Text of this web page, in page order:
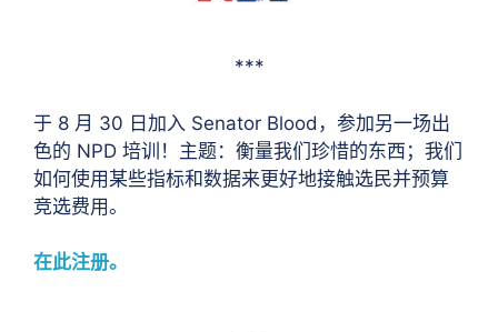
***
于 8 月 30 日加入 Senator Blood，参加另一场出
色的 NPD 培训！主题：衡量我们珍惜的东西；我们
如何使用某些指标和数据来更好地接触选民并预算
竞选费用。
在此注册。